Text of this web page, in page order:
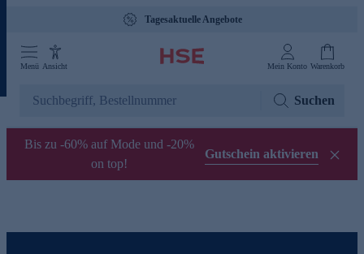
Tagesaktuelle Angebote
Menü Ansicht Mein Konto Warenkorb
Suchen
Bis zu -60% auf Mode und -20%
on top!
Gutschein aktivieren